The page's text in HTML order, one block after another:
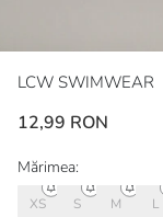
LCW SWIMWEAR
12,99 RON
Mărimea:
XS S M L